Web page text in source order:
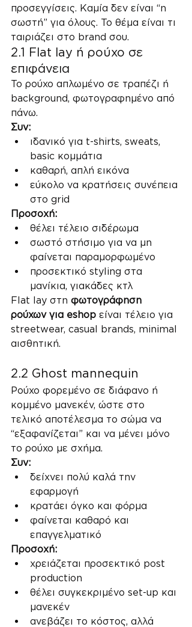
προσεγγίσεις. Καμία δεν είναι “η
σωστή” για όλους. Το θέμα είναι τι
ταιριάζει στο brand σου.
2.1 Flat lay ή ρούχο σε
επιφάνεια
Το ρούχο απλωμένο σε τραπέζι ή
background, φωτογραφημένο από
πάνω.
Συν:
ιδανικό για t-shirts, sweats,
basic κομμάτια
καθαρή, απλή εικόνα
εύκολο να κρατήσεις συνέπεια
στο grid
Προσοχή:
θέλει τέλειο σιδέρωμα
σωστό στήσιμο για να μη
φαίνεται παραμορφωμένο
προσεκτικό styling στα
μανίκια, γιακάδες κτλ
Flat lay στη φωτογράφηση
ρούχων για eshop είναι τέλειο για
streetwear, casual brands, minimal
αισθητική.
2.2 Ghost mannequin
Ρούχο φορεμένο σε διάφανο ή
κομμένο μανεκέν, ώστε στο
τελικό αποτέλεσμα το σώμα να
“εξαφανίζεται” και να μένει μόνο
το ρούχο με σχήμα.
Συν:
δείχνει πολύ καλά την
εφαρμογή
κρατάει όγκο και φόρμα
φαίνεται καθαρό και
επαγγελματικό
Προσοχή:
χρειάζεται προσεκτικό post
production
θέλει συγκεκριμένο set-up και
μανεκέν
ανεβάζει το κόστος, αλλά